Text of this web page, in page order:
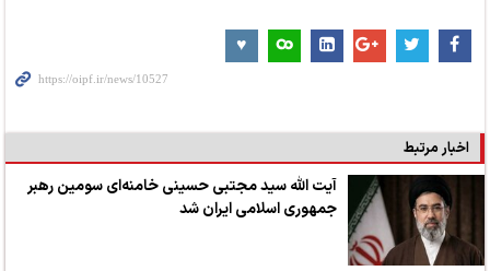
اخبار مرتبط
آیت الله سید مجتبی حسینی خامنه‌ای سومین رهبر
جمهوری اسلامی ایران شد